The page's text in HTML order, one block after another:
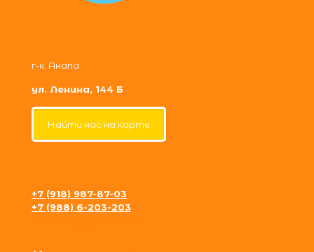
г-к. Анапа
ул. Ленина, 144 Б
Найти нас на карте
+7 (918) 987-87-03
+7 (988) 6-203-203